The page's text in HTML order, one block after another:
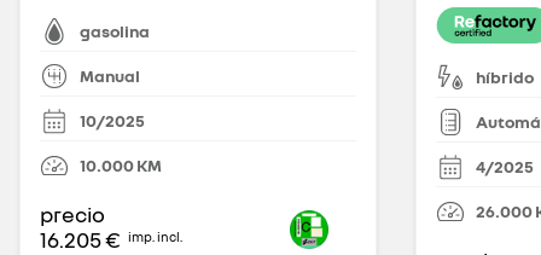
gasolina
Manual
10/2025
10.000KM
precio
16.205 € imp. incl.
híbrido
4/2025
26.000